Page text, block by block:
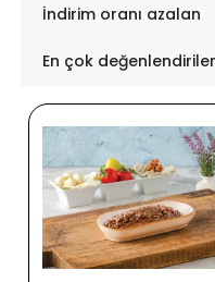
İndirim oranı azalan
En çok